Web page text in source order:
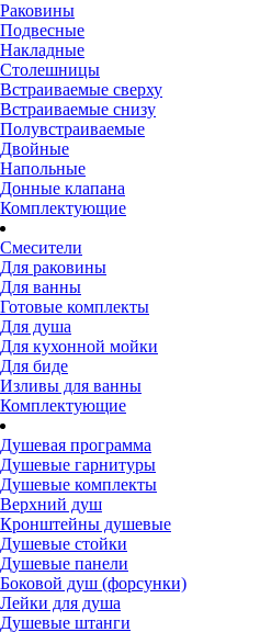
Раковины
Подвесные
Накладные
Столешницы
Встраиваемые сверху
Встраиваемые снизу
Полувстраиваемые
Двойные
Напольные
Донные клапана
Комплектующие
Смесители
Для раковины
Для ванны
Готовые комплекты
Для душа
Для кухонной мойки
Для биде
Изливы для ванны
Комплектующие
Душевая программа
Душевые гарнитуры
Душевые комплекты
Верхний душ
Кронштейны душевые
Душевые стойки
Душевые панели
Боковой душ (форсунки)
Лейки для душа
Душевые штанги